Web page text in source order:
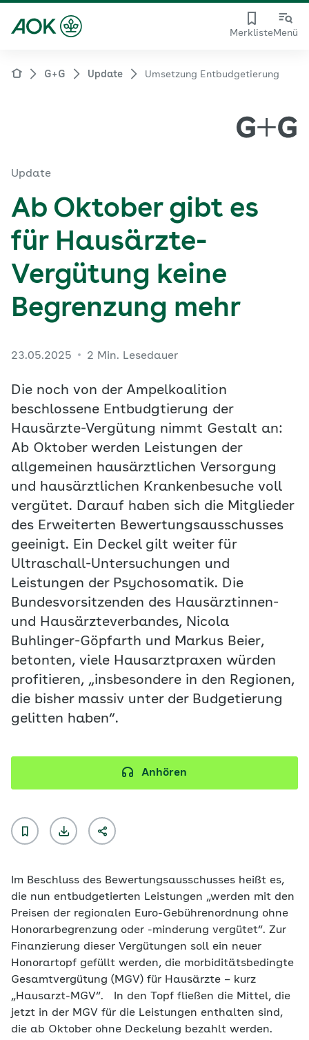
MerklisteMenü
G+G Update Umsetzung Entbudgetierung
Update
Ab Oktober gibt es
für Hausärzte-
Vergütung keine
Begrenzung mehr
23.05.2025 2 Min. Lesedauer
Die noch von der Ampelkoalition
beschlossene Entbudgtierung der
Hausärzte-Vergütung nimmt Gestalt an:
Ab Oktober werden Leistungen der
allgemeinen hausärztlichen Versorgung
und hausärztlichen Krankenbesuche voll
vergütet. Darauf haben sich die Mitglieder
des Erweiterten Bewertungsausschusses
geeinigt. Ein Deckel gilt weiter für
Ultraschall-Untersuchungen und
Leistungen der Psychosomatik. Die
Bundesvorsitzenden des Hausärztinnen-
und Hausärzteverbandes, Nicola
Buhlinger-Göpfarth und Markus Beier,
betonten, viele Hausarztpraxen würden
profitieren, „insbesondere in den Regionen,
die bisher massiv unter der Budgetierung
gelitten haben“.
Anhören
Im Beschluss des Bewertungsausschusses heißt es,
die nun entbudgetierten Leistungen „werden mit den
Preisen der regionalen Euro-Gebührenordnung ohne
Honorarbegrenzung oder -minderung vergütet“. Zur
Finanzierung dieser Vergütungen soll ein neuer
Honorartopf gefüllt werden, die morbiditätsbedingte
Gesamtvergütung (MGV) für Hausärzte – kurz
„Hausarzt-MGV“. In den Topf fließen die Mittel, die
jetzt in der MGV für die Leistungen enthalten sind,
die ab Oktober ohne Deckelung bezahlt werden.